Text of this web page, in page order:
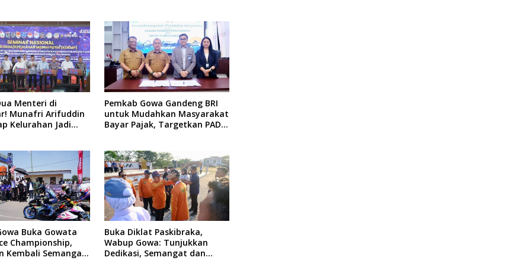
Menteri di
Munafri Arifuddin
Kelurahan Jadi
Pemkab Gowa Gandeng BRI
untuk Mudahkan Masyarakat
Bayar Pajak, Targetkan PAD
Buka Gowata
Championship,
Kembali Semangat
Buka Diklat Paskibraka,
Wabup Gowa: Tunjukkan
Dedikasi, Semangat dan